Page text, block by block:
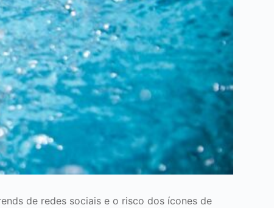
de redes sociais e o risco dos ícones de